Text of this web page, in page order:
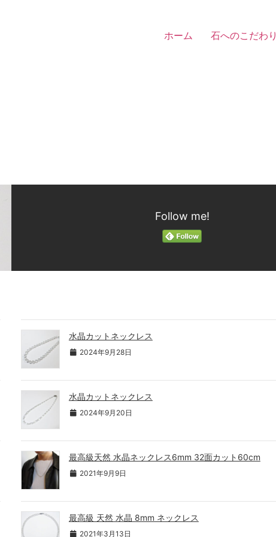
ホーム 石へのこだわり
Follow me!
水晶カットネックレス
2024年9月28日
水晶カットネックレス
2024年9月20日
最高級天然 水晶ネックレス6mm 32面カット60cm
2021年9月9日
最高級 天然 水晶 8mm ネックレス
2021年3月13日